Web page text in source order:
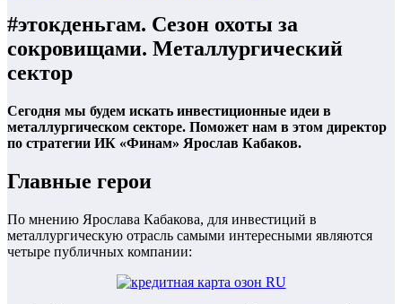
#этокденьгам. Сезон охоты за
сокровищами. Металлургический
сектор
Сегодня мы будем искать инвестиционные идеи в
металлургическом секторе. Поможет нам в этом директор
по стратегии ИК «Финам» Ярослав Кабаков.
Главные герои
По мнению Ярослава Кабакова, для инвестиций в
металлургическую отрасль самыми интересными являются
четыре публичных компании: